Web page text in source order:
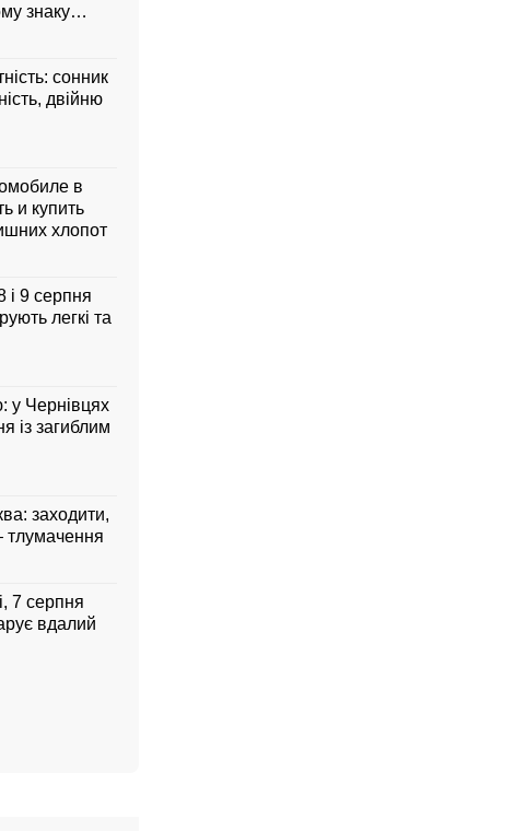
знаку
сонник
двійню
в
и купить
хлопот
і 9 серпня
легкі та
у Чернівцях
із загиблим
заходити,
тлумачення
7 серпня
вдалий